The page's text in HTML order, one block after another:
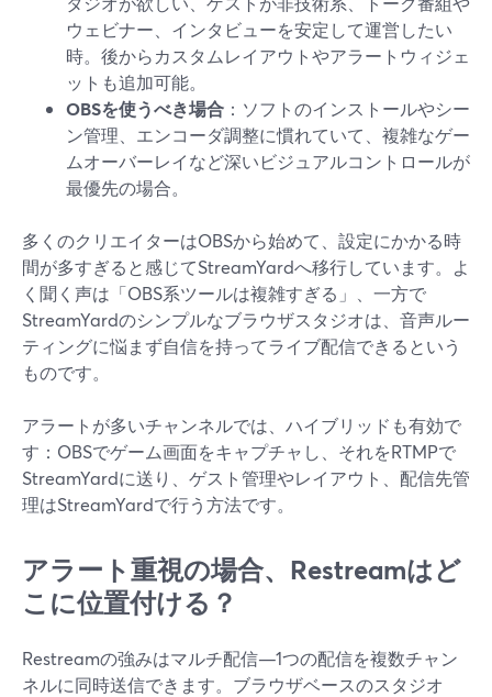
ウェビナー、インタビューを安定して運営したい
時。後からカスタムレイアウトやアラートウィジェ
ットも追加可能。
OBSを使うべき場合 ：ソフトのインストールやシー
ン管理、エンコーダ調整に慣れていて、複雑なゲー
ムオーバーレイなど深いビジュアルコントロールが
最優先の場合。
多くのクリエイターはOBSから始めて、設定にかかる時
間が多すぎると感じてStreamYardへ移行しています。よ
く聞く声は「OBS系ツールは複雑すぎる」、一方で
StreamYardのシンプルなブラウザスタジオは、音声ルー
ティングに悩まず自信を持ってライブ配信できるという
ものです。
アラートが多いチャンネルでは、ハイブリッドも有効で
す：OBSでゲーム画面をキャプチャし、それをRTMPで
StreamYardに送り、ゲスト管理やレイアウト、配信先管
理はStreamYardで行う方法です。
アラート重視の場合、Restreamはど
こに位置付ける？
Restreamの強みはマルチ配信—1つの配信を複数チャン
ネルに同時送信できます。ブラウザベースのスタジオ